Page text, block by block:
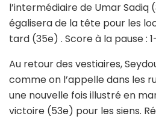
l’intermédiaire de Umar Sadiq
égalisera de la tête pour les
tard (35e) . Score à la pause :
Au retour des vestiaires,
comme on l’appelle dans les
une nouvelle fois illustré en
victoire (53e) pour les siens.